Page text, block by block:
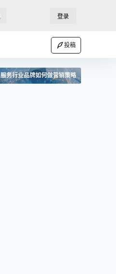
登录
投稿
服务行业品牌如何做营销策略